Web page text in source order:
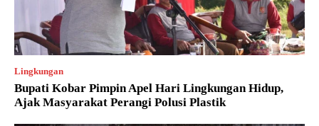
Lingkungan
Bupati Kobar Pimpin Apel Hari Lingkungan Hidup,
Ajak Masyarakat Perangi Polusi Plastik